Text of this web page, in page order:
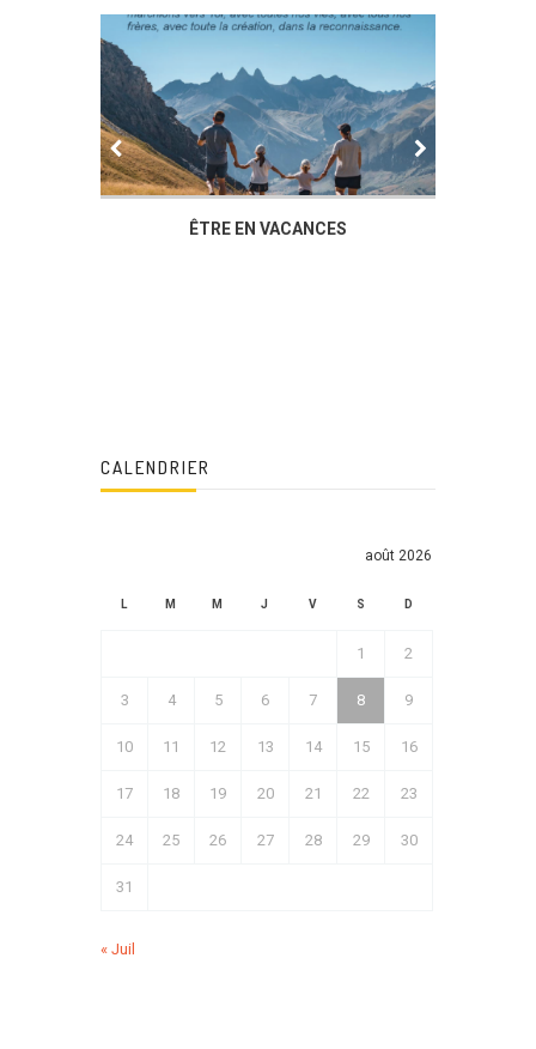
ÊTRE EN VACANCES
CALENDRIER
août 2026
L M M J V S D
1 2
3 4 5 6 7 8 9
10 11 12 13 14 15 16
17 18 19 20 21 22 23
24 25 26 27 28 29 30
31
« Juil